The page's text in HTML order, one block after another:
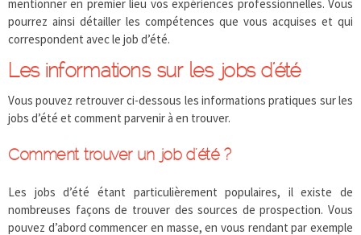
mentionner en premier lieu vos expériences professionnelles. Vous
pourrez ainsi détailler les compétences que vous acquises et qui
correspondent avec le job d’été.
Les informations sur les jobs d’été
Vous pouvez retrouver ci-dessous les informations pratiques sur les
jobs d’été et comment parvenir à en trouver.
Comment trouver un job d’été ?
Les jobs d’été étant particulièrement populaires, il existe de
nombreuses façons de trouver des sources de prospection. Vous
pouvez d’abord commencer en masse, en vous rendant par exemple